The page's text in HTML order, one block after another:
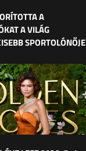
A
A VILÁG
SPORTOLÓNŐJE